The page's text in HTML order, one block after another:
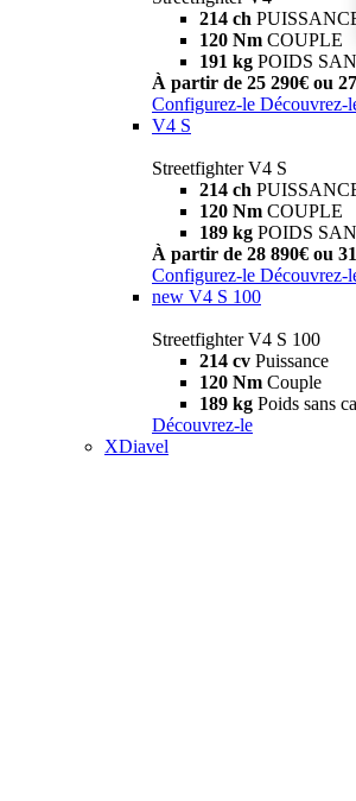
214 ch
120 Nm COUPLE
191 kg POIDS
À partir de 25 290€ ou
Configurez-le Découvrez-
V4 S
Streetfighter V4 S
214 ch
120 Nm COUPLE
189 kg POIDS
À partir de 28 890€ ou
Configurez-le Découvrez-
new V4 S 100
Streetfighter V4 S 100
214 cv Puissance
120 Nm Couple
189 kg Poids sans
Découvrez-le
XDiavel